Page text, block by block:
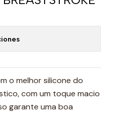
o melhor silicone do
com um toque macio
garante uma boa